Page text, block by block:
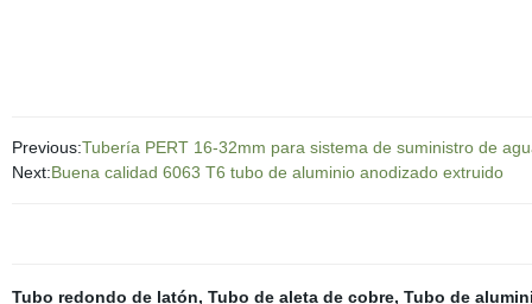
Previous:Tubería PERT 16-32mm para sistema de suministro de
Next:Buena calidad 6063 T6 tubo de aluminio anodizado extruido
Tubo redondo de latón, Tubo de aleta de cobre, Tubo de